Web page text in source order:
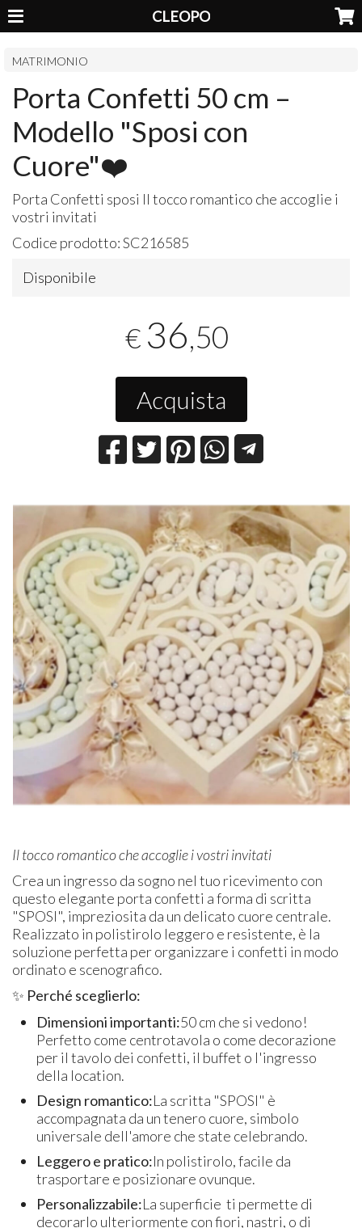
CLEOPO
MATRIMONIO
Porta Confetti 50 cm –
Modello "Sposi con
Cuore"❤️
Porta Confetti sposi Il tocco romantico che accoglie i
vostri invitati
Codice prodotto:SC216585
Disponibile
€ 36,50
Acquista
Il tocco romantico che accoglie i vostri invitati
Crea un ingresso da sogno nel tuo ricevimento con
questo elegante porta confetti a forma di scritta
"SPOSI", impreziosita da un delicato cuore centrale.
Realizzato in polistirolo leggero e resistente, è la
soluzione perfetta per organizzare i confetti in modo
ordinato e scenografico.
✨ Perché sceglierlo:
Dimensioni importanti:50 cm che si vedono!
Perfetto come centrotavola o come decorazione
per il tavolo dei confetti, il buffet o l'ingresso
della location.
Design romantico:La scritta "SPOSI" è
accompagnata da un tenero cuore, simbolo
universale dell'amore che state celebrando.
Leggero e pratico:In polistirolo, facile da
trasportare e posizionare ovunque.
Personalizzabile:La superficie ti permette di
decorarlo ulteriormente con fiori, nastri, o di